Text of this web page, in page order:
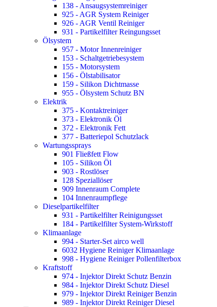
138 - Ansaugsystemreiniger
925 - AGR System Reiniger
926 - AGR Ventil Reiniger
931 - Partikelfilter Reingungsset
Ölsystem
957 - Motor Innenreiniger
153 - Schaltgetriebesystem
155 - Motorsystem
156 - Ölstabilisator
159 - Silikon Dichtmasse
955 - Ölsystem Schutz BN
Elektrik
375 - Kontaktreiniger
373 - Elektronik Öl
372 - Elektronik Fett
377 - Batteriepol Schutzlack
Wartungssprays
901 Fließfett Flow
105 - Silikon Öl
903 - Rostlöser
128 Speziallöser
909 Innenraum Complete
104 Innenraumpflege
Dieselpartikelfilter
931 - Partikelfilter Reinigungsset
184 - Partikelfilter System-Wirkstoff
Klimaanlage
994 - Starter-Set airco well
6032 Hygiene Reiniger Klimaanlage
998 - Hygiene Reiniger Pollenfilterbox
Kraftstoff
974 - Injektor Direkt Schutz Benzin
984 - Injektor Direkt Schutz Diesel
979 - Injektor Direkt Reiniger Benzin
989 - Injektor Direkt Reiniger Diesel